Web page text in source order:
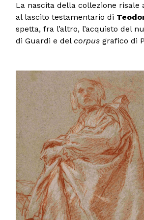
La nascita della collezione risale
al lascito testamentario di
spetta, fra l’altro, l’acquisto del
di Guardi e del corpus grafico di